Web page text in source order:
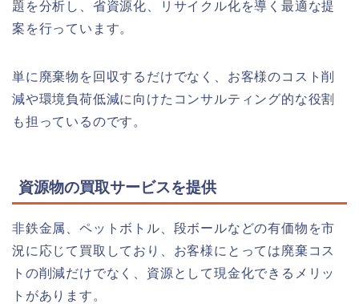
題を分析し、省資源化、リサイクル化を導く最適な提
案を行っています。
単に廃棄物を回収するだけでなく、お客様のコスト削
減や環境負荷低減に向けたコンサルティング的な役割
も担っているのです。
資源物の買取サービスを提供
非鉄金属、ペットボトル、段ボールなどの有価物を市
況に応じて買取しており、お客様にとっては廃棄コス
トの削減だけでなく、資源として現金化できるメリッ
トがあります。